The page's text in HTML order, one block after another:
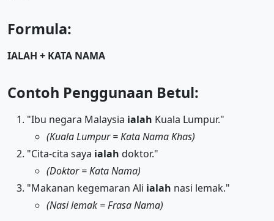
Formula:
IALAH + KATA NAMA
Contoh Penggunaan Betul:
"Ibu negara Malaysia ialah Kuala Lumpur."
(Kuala Lumpur = Kata Nama Khas)
"Cita-cita saya ialah doktor."
(Doktor = Kata Nama)
"Makanan kegemaran Ali ialah nasi lemak."
(Nasi lemak = Frasa Nama)